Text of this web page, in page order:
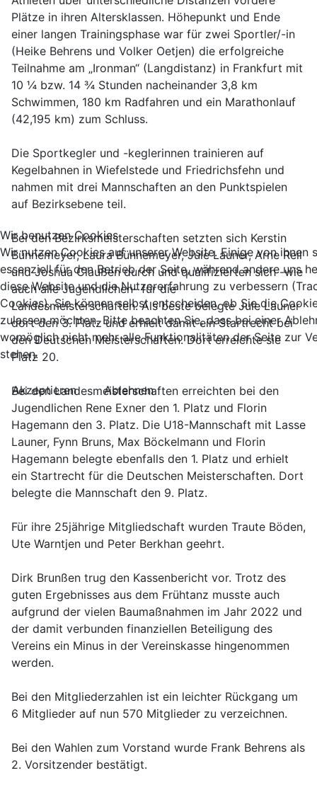
Plätze in ihren Altersklassen. Höhepunkt und Ende
einer langen Trainingsphase war für zwei Sportler/-in
(Heike Behrens und Volker Oetjen) die erfolgreiche
Teilnahme am „Ironman“ (Langdistanz) in Frankfurt mit
10 ¼ bzw. 14 ¾ Stunden nacheinander 3,8 km
Schwimmen, 180 km Radfahren und ein Marathonlauf
(42,195 km) zum Schluss.
Die Sportkegler und -keglerinnen trainieren auf
Kegelbahnen in Wiefelstede und Friedrichsfehn und
nahmen mit drei Mannschaften an den Punktspielen
auf Bezirksebene teil.
Bei den Bezirksmeisterschaften setzten sich Kerstin
Bünnemeyer, Laura Bünnemeyer, Jule Launer, Arne Reil
und Joshua Claußen durch und qualifizierten sich -wie
auch alle Jugendlichen- für die
Landesmeisterschaften. Als beste belegte Jule Launer
dort den 3. Platz und erhielt damit ein Startrecht bei
den Deutschen Meisterschaften. Dort erreichte sie
Platz 20.
Bei den Landesmeisterschaften erreichten bei den
Jugendlichen Rene Exner den 1. Platz und Florin
Hagemann den 3. Platz. Die U18-Mannschaft mit Lasse
Launer, Fynn Bruns, Max Böckelmann und Florin
Hagemann belegte ebenfalls den 1. Platz und erhielt
ein Startrecht für die Deutschen Meisterschaften. Dort
belegte die Mannschaft den 9. Platz.
Für ihre 25jährige Mitgliedschaft wurden Traute Böden,
Ute Warntjen und Peter Berkhan geehrt.
Dirk Brunßen trug den Kassenbericht vor. Trotz des
guten Ergebnisses aus dem Frühtanz musste auch
aufgrund der vielen Baumaßnahmen im Jahr 2022 und
der damit verbunden finanziellen Beteiligung des
Vereins ein Minus in der Vereinskasse hingenommen
werden.
Bei den Mitgliederzahlen ist ein leichter Rückgang um
6 Mitglieder auf nun 570 Mitglieder zu verzeichnen.
Bei den Wahlen zum Vorstand wurde Frank Behrens als
2. Vorsitzender bestätigt.
Wir benutzen Cookies
Wir nutzen Cookies auf unserer Website. Einige von ihnen
essenziell für den Betrieb der Seite, während andere uns
diese Website und die Nutzererfahrung zu verbessern
Cookies). Sie können selbst entscheiden, ob Sie die
zulassen möchten. Bitte beachten Sie, dass bei einer
womöglich nicht mehr alle Funktionalitäten der Seite zur
stehen.
Akzeptieren Ablehnen